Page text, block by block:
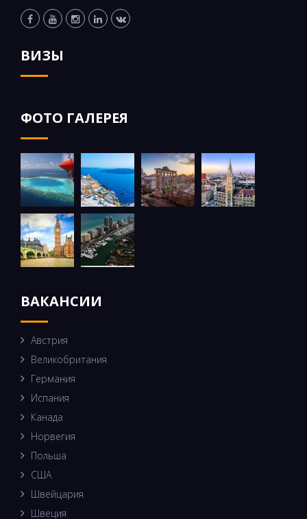
ВИЗЫ
ФОТО ГАЛЕРЕЯ
ВАКАНСИИ
Австрия
Великобритания
Германия
Испания
Канада
Норвегия
Польша
США
Швейцария
Швеция